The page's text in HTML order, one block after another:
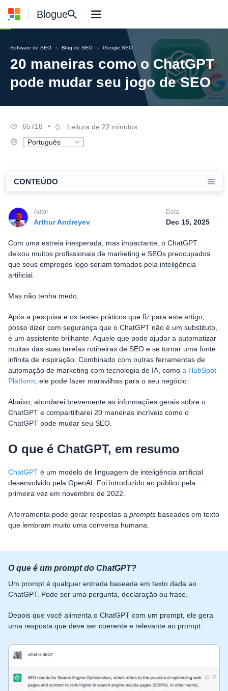
Blogue
Software de SEO Blog de SEO Google SEO
20 maneiras como o ChatGPT
pode mudar seu jogo de SEO
65718 •
Leitura de 22 minutos
Português
Русский
Español
Polski
한국어
Autor
Arthur Andreyev
Data
Dec 15, 2025
Com uma estreia inesperada, mas impactante, o ChatGPT
deixou muitos profissionais de marketing e SEOs preocupados
que seus empregos logo seriam tomados pela inteligência
artificial.
Mas não tenha medo.
Após a pesquisa e os testes práticos que fiz para este artigo,
posso dizer com segurança que o ChatGPT não é um substituto,
é um assistente brilhante. Aquele que pode ajudar a automatizar
muitas das suas tarefas rotineiras de SEO e se tornar uma fonte
infinita de inspiração. Combinado com outras ferramentas de
automação de marketing com tecnologia de IA, como a HubSpot
Platform, ele pode fazer maravilhas para o seu negócio.
Abaixo, abordarei brevemente as informações gerais sobre o
ChatGPT e compartilharei 20 maneiras incríveis como o
ChatGPT pode mudar seu SEO.
CONTEÚDO
O que é ChatGPT, em resumo
ChatGPT é um modelo de linguagem de inteligência artificial
desenvolvido pela OpenAI. Foi introduzido ao público pela
primeira vez em novembro de 2022.
A ferramenta pode gerar respostas a prompts baseados em texto
que lembram muito uma conversa humana.
O que é um prompt do ChatGPT?
Um prompt é qualquer entrada baseada em texto dada ao
ChatGPT. Pode ser uma pergunta, declaração ou frase.
Depois que você alimenta o ChatGPT com um prompt, ele gera
uma resposta que deve ser coerente e relevante ao prompt.